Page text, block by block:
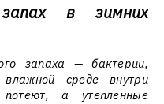
запах в зимних
запаха — бактерии,
среде внутри
а утепленные